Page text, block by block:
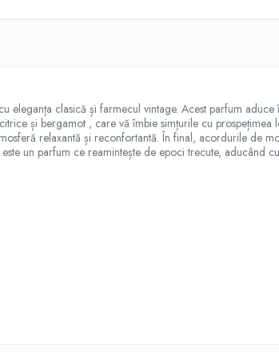
clasică și farmecul vintage. Acest parfum
și bergamot , care vă îmbie simțurile cu
relaxantă și reconfortantă. În final, acordurile de
un parfum ce reamintește de epoci trecute, aducând